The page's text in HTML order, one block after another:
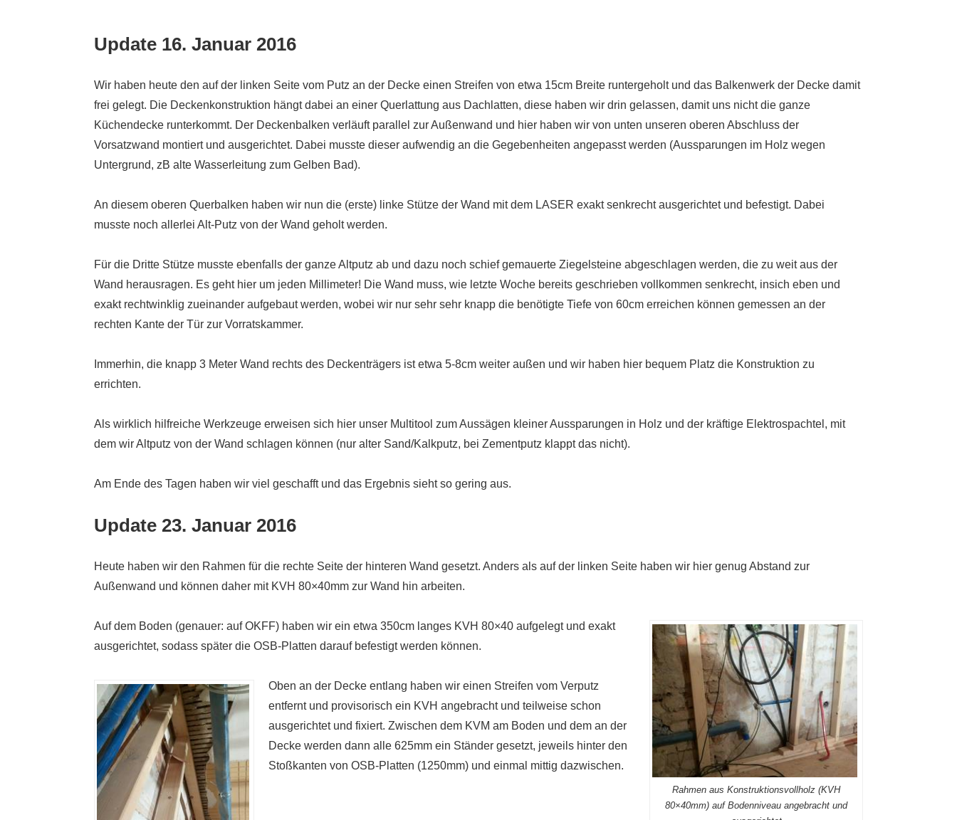
Update 16. Januar 2016
Wir haben heute den auf der linken Seite vom Putz an der Decke einen Streifen von etwa 15cm Breite runtergeholt und das Balkenwerk der Decke damit
frei gelegt. Die Deckenkonstruktion hängt dabei an einer Querlattung aus Dachlatten, diese haben wir drin gelassen, damit uns nicht die ganze
Küchendecke runterkommt. Der Deckenbalken verläuft parallel zur Außenwand und hier haben wir von unten unseren oberen Abschluss der
Vorsatzwand montiert und ausgerichtet. Dabei musste dieser aufwendig an die Gegebenheiten angepasst werden (Aussparungen im Holz wegen
Untergrund, zB alte Wasserleitung zum Gelben Bad).
An diesem oberen Querbalken haben wir nun die (erste) linke Stütze der Wand mit dem LASER exakt senkrecht ausgerichtet und befestigt. Dabei
musste noch allerlei Alt-Putz von der Wand geholt werden.
Für die Dritte Stütze musste ebenfalls der ganze Altputz ab und dazu noch schief gemauerte Ziegelsteine abgeschlagen werden, die zu weit aus der
Wand herausragen. Es geht hier um jeden Millimeter! Die Wand muss, wie letzte Woche bereits geschrieben vollkommen senkrecht, insich eben und
exakt rechtwinklig zueinander aufgebaut werden, wobei wir nur sehr sehr knapp die benötigte Tiefe von 60cm erreichen können gemessen an der
rechten Kante der Tür zur Vorratskammer.
Immerhin, die knapp 3 Meter Wand rechts des Deckenträgers ist etwa 5-8cm weiter außen und wir haben hier bequem Platz die Konstruktion zu
errichten.
Als wirklich hilfreiche Werkzeuge erweisen sich hier unser Multitool zum Aussägen kleiner Aussparungen in Holz und der kräftige Elektrospachtel, mit
dem wir Altputz von der Wand schlagen können (nur alter Sand/Kalkputz, bei Zementputz klappt das nicht).
Am Ende des Tagen haben wir viel geschafft und das Ergebnis sieht so gering aus.
Update 23. Januar 2016
Heute haben wir den Rahmen für die rechte Seite der hinteren Wand gesetzt. Anders als auf der linken Seite haben wir hier genug Abstand zur
Außenwand und können daher mit KVH 80×40mm zur Wand hin arbeiten.
Rahmen aus Konstruktionsvollholz (KVH
80×40mm) auf Bodenniveau angebracht und
Auf dem Boden (genauer: auf OKFF) haben wir ein etwa 350cm langes KVH 80×40 aufgelegt und exakt
ausgerichtet, sodass später die OSB-Platten darauf befestigt werden können.
Oben an der Decke entlang haben wir einen Streifen vom Verputz
entfernt und provisorisch ein KVH angebracht und teilweise schon
ausgerichtet und fixiert. Zwischen dem KVM am Boden und dem an der
Decke werden dann alle 625mm ein Ständer gesetzt, jeweils hinter den
Stoßkanten von OSB-Platten (1250mm) und einmal mittig dazwischen.